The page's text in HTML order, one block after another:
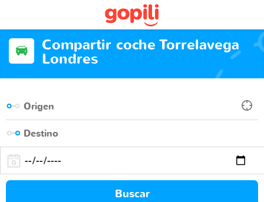
Compartir coche Torrelavega
Londres
Buscar